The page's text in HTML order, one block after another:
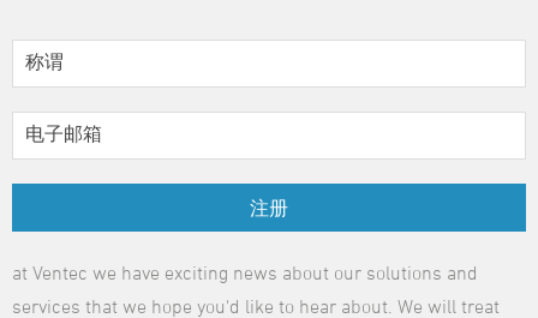
注册
at Ventec we have exciting news about our solutions and
services that we hope you'd like to hear about. We will treat